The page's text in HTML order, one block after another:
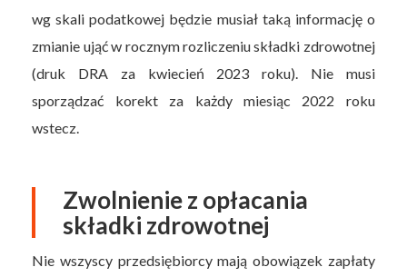
wg skali podatkowej będzie musiał taką informację o
zmianie ująć w rocznym rozliczeniu składki zdrowotnej
(druk DRA za kwiecień 2023 roku). Nie musi
sporządzać korekt za każdy miesiąc 2022 roku
wstecz.
Zwolnienie z opłacania
składki zdrowotnej
Nie wszyscy przedsiębiorcy mają obowiązek zapłaty